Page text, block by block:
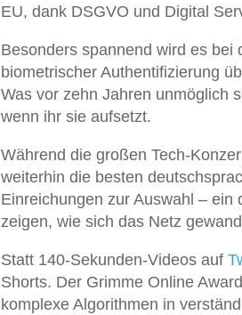
EU, dank DSGVO und Digital
Besonders spannend wird es
biometrischer Authentifizierung
Was vor zehn Jahren unmöglich
wenn ihr sie aufsetzt.
Während die großen Tech-
weiterhin die besten
Einreichungen zur Auswahl –
zeigen, wie sich das Netz
Statt 140-Sekunden-Videos auf
Shorts. Der Grimme Online
komplexe Algorithmen in